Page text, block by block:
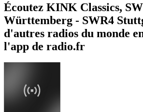
Écoutez KINK Classics,
Württemberg - SWR4
d'autres radios du monde
l'app de radio.fr